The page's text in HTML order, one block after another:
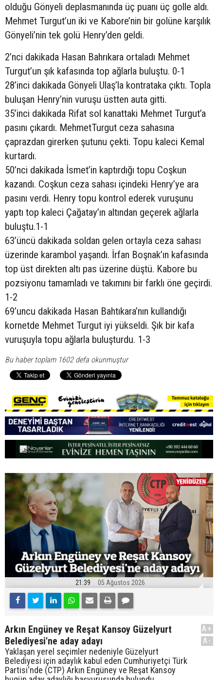
olduğu Gönyeli deplasmanında üç puanı üç golle aldı.
Mehmet Turgut’un iki ve Kabore’nin bir golüne karşılık
Gönyeli’nin tek golü Henry’den geldi.
2’nci dakikada Hasan Bahrıkara ortaladı Mehmet
Turgut’un şık kafasında top ağlarla buluştu. 0-1
28’inci dakikada Gönyeli Ulaş’la kontrataka çıktı. Topla
buluşan Henry’nin vuruşu üstten auta gitti.
35’inci dakikada Rifat sol kanattaki Mehmet Turgut’a
pasını çıkardı. MehmetTurgut ceza sahasına
çaprazdan girerken şutunu çekti. Topu kaleci Kemal
kurtardı.
50’nci dakikada İsmet’in kaptırdığı topu Coşkun
kazandı. Coşkun ceza sahası içindeki Henry’ye ara
pasını verdi. Henry topu kontrol ederek vuruşunu
yaptı top kaleci Çağatay’ın altından geçerek ağlarla
buluştu.1-1
63’üncü dakikada soldan gelen ortayla ceza sahası
üzerinde karambol yaşandı. İrfan Boşnak’ın kafasında
top üst direkten altı pas üzerine düştü. Kabore bu
pozsiyonu tamamladı ve takımını bir farklı öne geçirdi.
1-2
69’uncu dakikada Hasan Bahtıkara’nın kullandığı
kornetde Mehmet Turgut iyi yükseldi. Şık bir kafa
vuruşuyla topu ağlarla buluşturdu. 1-3
Bu haber toplam 1602 defa okunmuştur
21:39 05 Ağustos 2026
Arkın Engüney ve Reşat Kansoy Güzelyurt
Belediyesi'ne aday adayı
Yaklaşan yerel seçimler nedeniyle Güzelyurt
Belediyesi için adaylık kabul eden Cumhuriyetçi Türk
Partisi'nde (CTP) Arkın Engüney ve Reşat Kansoy
A+
A-